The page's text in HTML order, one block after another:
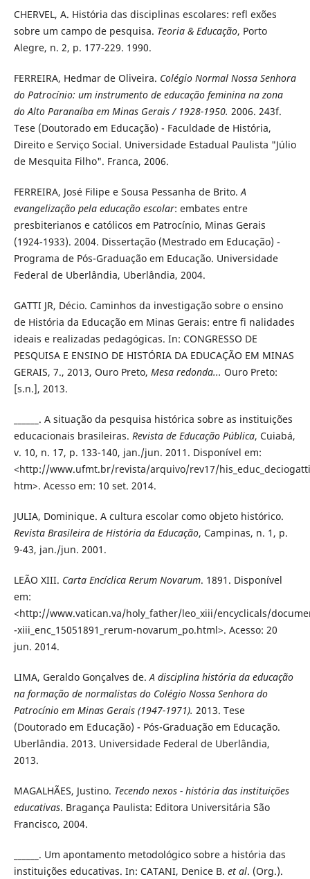
CHERVEL, A. História das disciplinas escolares: refl exões
sobre um campo de pesquisa. Teoria & Educação, Porto
Alegre, n. 2, p. 177-229. 1990.
FERREIRA, Hedmar de Oliveira. Colégio Normal Nossa Senhora
do Patrocínio: um instrumento de educação feminina na zona
do Alto Paranaíba em Minas Gerais / 1928-1950. 2006. 243f.
Tese (Doutorado em Educação) - Faculdade de História,
Direito e Serviço Social. Universidade Estadual Paulista "Júlio
de Mesquita Filho". Franca, 2006.
FERREIRA, José Filipe e Sousa Pessanha de Brito.A
evangelização pela educação escolar: embates entre
presbiterianos e católicos em Patrocínio, Minas Gerais
(1924-1933). 2004. Dissertação (Mestrado em Educação) -
Programa de Pós-Graduação em Educação. Universidade
Federal de Uberlândia, Uberlândia, 2004.
GATTI JR, Décio. Caminhos da investigação sobre o ensino
de História da Educação em Minas Gerais: entre fi nalidades
ideais e realizadas pedagógicas. In: CONGRESSO DE
PESQUISA E ENSINO DE HISTÓRIA DA EDUCAÇÃO EM MINAS
GERAIS, 7., 2013, Ouro Preto, Mesa redonda... Ouro Preto:
[s.n.], 2013.
______. A situação da pesquisa histórica sobre as instituições
educacionais brasileiras. Revista de Educação Pública, Cuiabá,
v. 10, n. 17, p. 133-140, jan./jun. 2011. Disponível em:
<http://www.ufmt.br/revista/arquivo/rev17/
htm>. Acesso em: 10 set. 2014.
JULIA, Dominique. A cultura escolar como objeto histórico.
Revista Brasileira de História da Educação, Campinas, n. 1, p.
9-43, jan./jun. 2001.
LEÃO XIII. Carta Encíclica Rerum Novarum. 1891. Disponível
em:
<http://www.vatican.va/holy_father/leo_xiii/encyclicals/
-xiii_enc_15051891_rerum-novarum_po.html>. Acesso: 20
jun. 2014.
LIMA, Geraldo Gonçalves de.A disciplina história da educação
na formação de normalistas do Colégio Nossa Senhora do
Patrocínio em Minas Gerais (1947-1971). 2013. Tese
(Doutorado em Educação) - Pós-Graduação em Educação.
Uberlândia. 2013. Universidade Federal de Uberlândia,
2013.
MAGALHÃES, Justino. Tecendo nexos - história das instituições
educativas. Bragança Paulista: Editora Universitária São
Francisco, 2004.
______. Um apontamento metodológico sobre a história das
instituições educativas. In: CATANI, Denice B. et al. (Org.).